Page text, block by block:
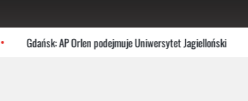
Gdańsk: AP Orlen podejmuje Uniwersytet Jagielloński